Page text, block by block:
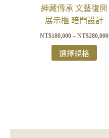
紳藏傳承 文藝復興
展示櫃 暗門設計
NT$180,000 – NT$280,000
選擇規格